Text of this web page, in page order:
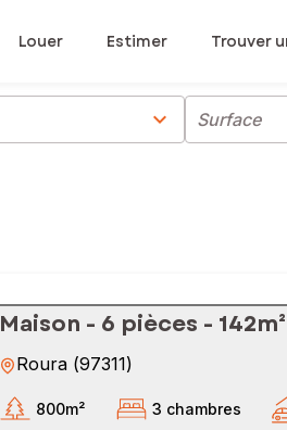
Louer Estimer Trouver
chevron_right Surface
Maison - 6 pièces - 142m²
Roura (97311)
800m² 3 chambres